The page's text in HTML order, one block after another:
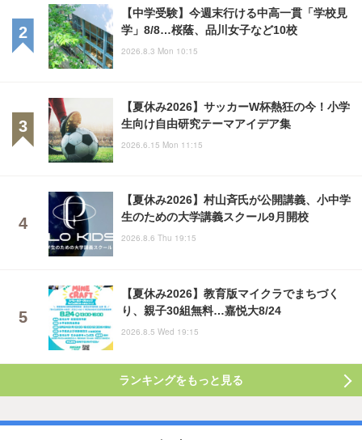
【中学受験】今週末行ける中高一貫「学校見
学」8/8…桜蔭、品川女子など10校
2026.8.3 Mon 10:15
【夏休み2026】サッカーW杯熱狂の今！小学
生向け自由研究テーマアイデア集
2026.6.15 Mon 11:15
【夏休み2026】村山斉氏が公開講義、小中学
生のための大学講義スクール9月開校
2026.8.6 Thu 19:15
【夏休み2026】教育版マイクラでまちづく
り、親子30組無料…嘉悦大8/24
2026.8.5 Wed 19:15
ランキングをもっと見る